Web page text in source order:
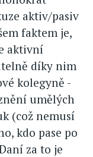
aktiv/pasiv
faktem je,
aktivní
díky nim
kolegyně -
umělých
(což nemusí
kdo pase po
za to je